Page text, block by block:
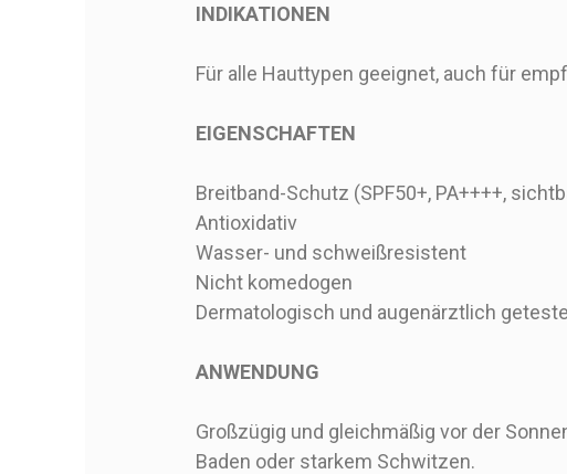
INDIKATIONEN
Für alle Hauttypen geeignet, auch für
EIGENSCHAFTEN
Breitband-Schutz (SPF50+, PA++++,
Antioxidativ
Wasser- und schweißresistent
Nicht komedogen
Dermatologisch und augenärztlich
ANWENDUNG
Großzügig und gleichmäßig vor der
Baden oder starkem Schwitzen.